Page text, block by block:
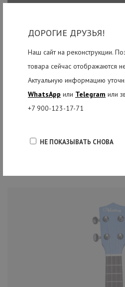
ДОРОГИЕ ДРУЗЬЯ!
Наш сайт на реконструкции.
товара сейчас отображаются
Актуальную информацию
WhatsApp или Telegram или
+7 900-123-17-71
НЕ ПОКАЗЫВАТЬ СНОВА